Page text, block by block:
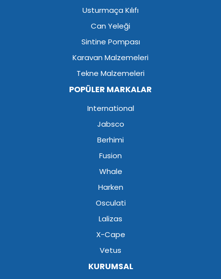
Usturmaça Kılıfı
Can Yeleği
Sintine Pompası
Karavan Malzemeleri
Tekne Malzemeleri
POPÜLER MARKALAR
International
Jabsco
Berhimi
Fusion
Whale
Harken
Osculati
Lalizas
X-Cape
Vetus
KURUMSAL